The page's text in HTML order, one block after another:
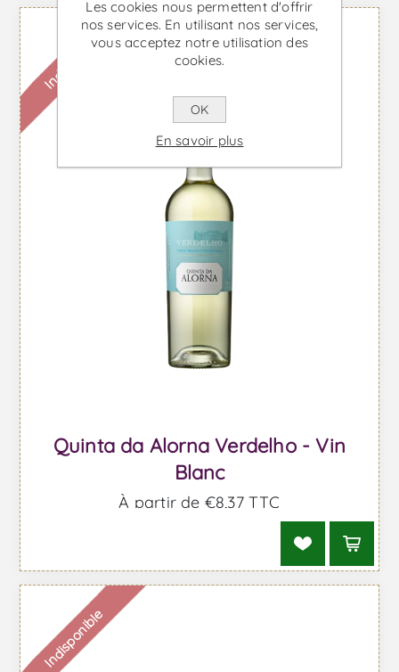
Indisponible
Quinta da Alorna Verdelho - Vin
Blanc
À partir de €8,37 TTC
Indisponible
Les cookies nous permettent d'offrir
nos services. En utilisant nos services,
vous acceptez notre utilisation des
cookies.
OK
En savoir plus